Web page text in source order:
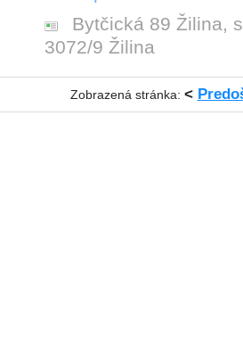
Bytčická 89 Žilina,
3072/9 Žilina
Zobrazená stránka: <